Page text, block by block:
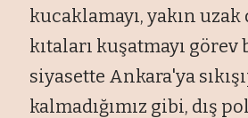
kucaklamayı, yakın
kıtaları kuşatmayı
siyasette Ankara'ya
kalmadığımız gibi, dış